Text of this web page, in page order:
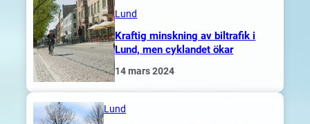
Lund
Kraftig minskning av biltrafik i
Lund, men cyklandet ökar
14 mars 2024
Lund